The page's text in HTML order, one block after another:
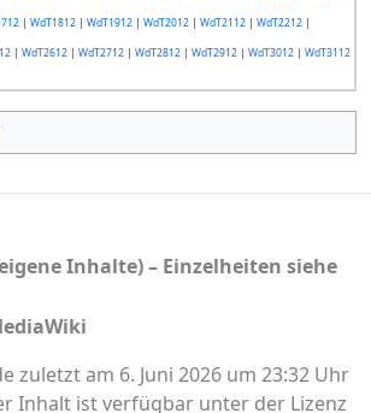
| WdT1812| WdT1912| WdT2012| WdT2112| WdT2212|
| WdT2612| WdT2712| WdT2812| WdT2912| WdT3012| WdT3112
zuletzt am 6. Juni 2026 um 23:32 Uhr
Inhalt ist verfügbar unter der Lizenz